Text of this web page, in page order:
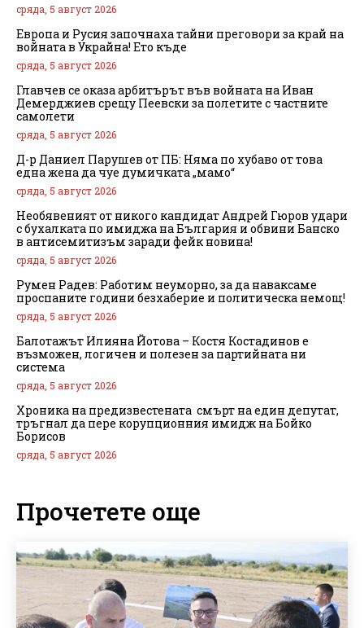
сряда, 5 август 2026
Европа и Русия започнаха тайни преговори за край на
войната в Украйна! Ето къде
сряда, 5 август 2026
Главчев се оказа арбитърът във войната на Иван
Демерджиев срещу Пеевски за полетите с частните
самолети
сряда, 5 август 2026
Д-р Даниел Парушев от ПБ: Няма по хубаво от това
една жена да чуе думичката „мамо“
сряда, 5 август 2026
Необявеният от никого кандидат Андрей Гюров удари
с бухалката по имиджа на България и обвини Банско
в антисемитизъм заради фейк новина!
сряда, 5 август 2026
Румен Радев: Работим неуморно, за да наваксаме
проспаните години безхаберие и политическа немощ!
сряда, 5 август 2026
Балотажът Илияна Йотова – Костя Костадинов е
възможен, логичен и полезен за партийната ни
система
сряда, 5 август 2026
Хроника на предизвестената смърт на един депутат,
тръгнал да пере корупционния имидж на Бойко
Борисов
сряда, 5 август 2026
Прочетете още